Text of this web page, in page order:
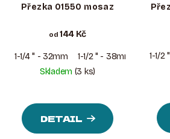
Přezka 01550 mosaz
od 144 Kč
1-1/4 " - 32mm
1-1/2 " - 38mm
Skladem (3 ks)
DETAIL
1-1/